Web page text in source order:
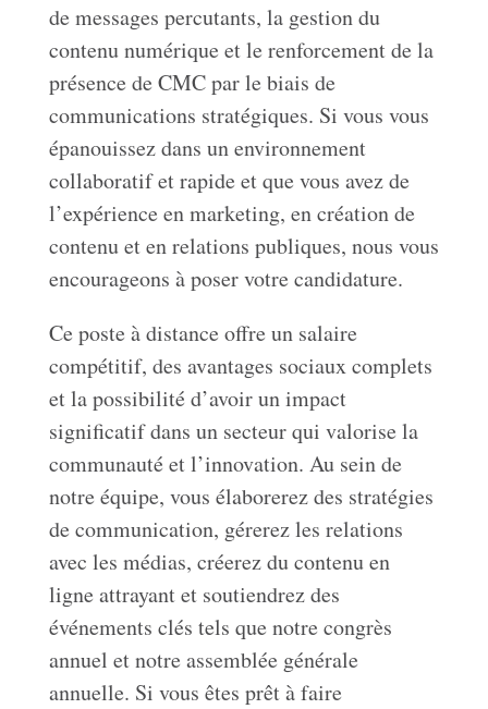
de messages percutants, la gestion du
contenu numérique et le renforcement de la
présence de CMC par le biais de
communications stratégiques. Si vous vous
épanouissez dans un environnement
collaboratif et rapide et que vous avez de
l’expérience en marketing, en création de
contenu et en relations publiques, nous vous
encourageons à poser votre candidature.
Ce poste à distance offre un salaire
compétitif, des avantages sociaux complets
et la possibilité d’avoir un impact
significatif dans un secteur qui valorise la
communauté et l’innovation. Au sein de
notre équipe, vous élaborerez des stratégies
de communication, gérerez les relations
avec les médias, créerez du contenu en
ligne attrayant et soutiendrez des
événements clés tels que notre congrès
annuel et notre assemblée générale
annuelle. Si vous êtes prêt à faire